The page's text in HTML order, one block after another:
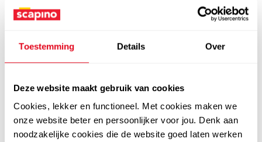
Toestemming Details Over
Deze website maakt gebruik van cookies
Cookies, lekker en functioneel. Met cookies maken we
onze website beter en persoonlijker voor jou. Denk aan
noodzakelijke cookies die de website goed laten werken